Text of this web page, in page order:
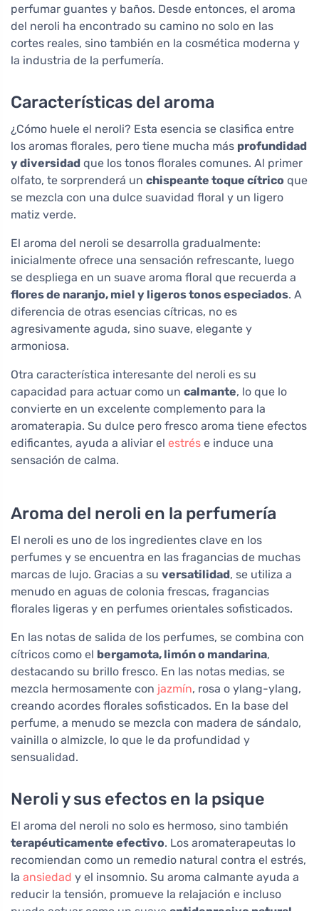
perfumar guantes y baños. Desde entonces, el aroma
del neroli ha encontrado su camino no solo en las
cortes reales, sino también en la cosmética moderna y
la industria de la perfumería.
Características del aroma
¿Cómo huele el neroli? Esta esencia se clasifica entre
los aromas florales, pero tiene mucha más profundidad
y diversidad que los tonos florales comunes. Al primer
olfato, te sorprenderá un chispeante toque cítrico que
se mezcla con una dulce suavidad floral y un ligero
matiz verde.
El aroma del neroli se desarrolla gradualmente:
inicialmente ofrece una sensación refrescante, luego
se despliega en un suave aroma floral que recuerda a
flores de naranjo, miel y ligeros tonos especiados. A
diferencia de otras esencias cítricas, no es
agresivamente aguda, sino suave, elegante y
armoniosa.
Otra característica interesante del neroli es su
capacidad para actuar como un calmante, lo que lo
convierte en un excelente complemento para la
aromaterapia. Su dulce pero fresco aroma tiene efectos
edificantes, ayuda a aliviar el estrés e induce una
sensación de calma.
Aroma del neroli en la perfumería
El neroli es uno de los ingredientes clave en los
perfumes y se encuentra en las fragancias de muchas
marcas de lujo. Gracias a su versatilidad, se utiliza a
menudo en aguas de colonia frescas, fragancias
florales ligeras y en perfumes orientales sofisticados.
En las notas de salida de los perfumes, se combina con
cítricos como el bergamota, limón o mandarina,
destacando su brillo fresco. En las notas medias, se
mezcla hermosamente con jazmín, rosa o ylang-ylang,
creando acordes florales sofisticados. En la base del
perfume, a menudo se mezcla con madera de sándalo,
vainilla o almizcle, lo que le da profundidad y
sensualidad.
Neroli y sus efectos en la psique
El aroma del neroli no solo es hermoso, sino también
terapéuticamente efectivo. Los aromaterapeutas lo
recomiendan como un remedio natural contra el estrés,
la ansiedad y el insomnio. Su aroma calmante ayuda a
reducir la tensión, promueve la relajación e incluso